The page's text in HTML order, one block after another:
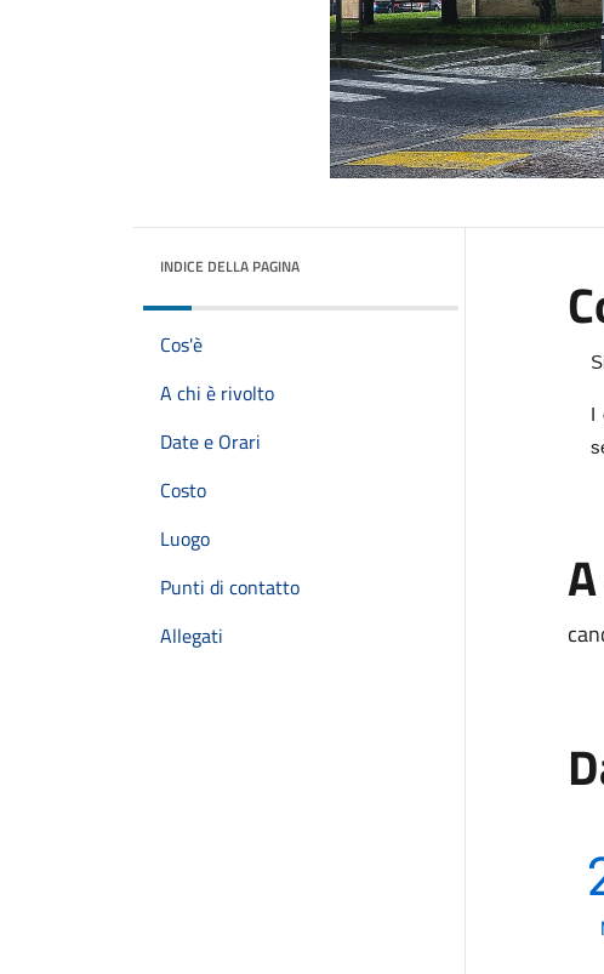
INDICE DELLA PAGINA
Cos'è
A chi è rivolto
Date e Orari
Costo
Luogo
Punti di contatto
Allegati